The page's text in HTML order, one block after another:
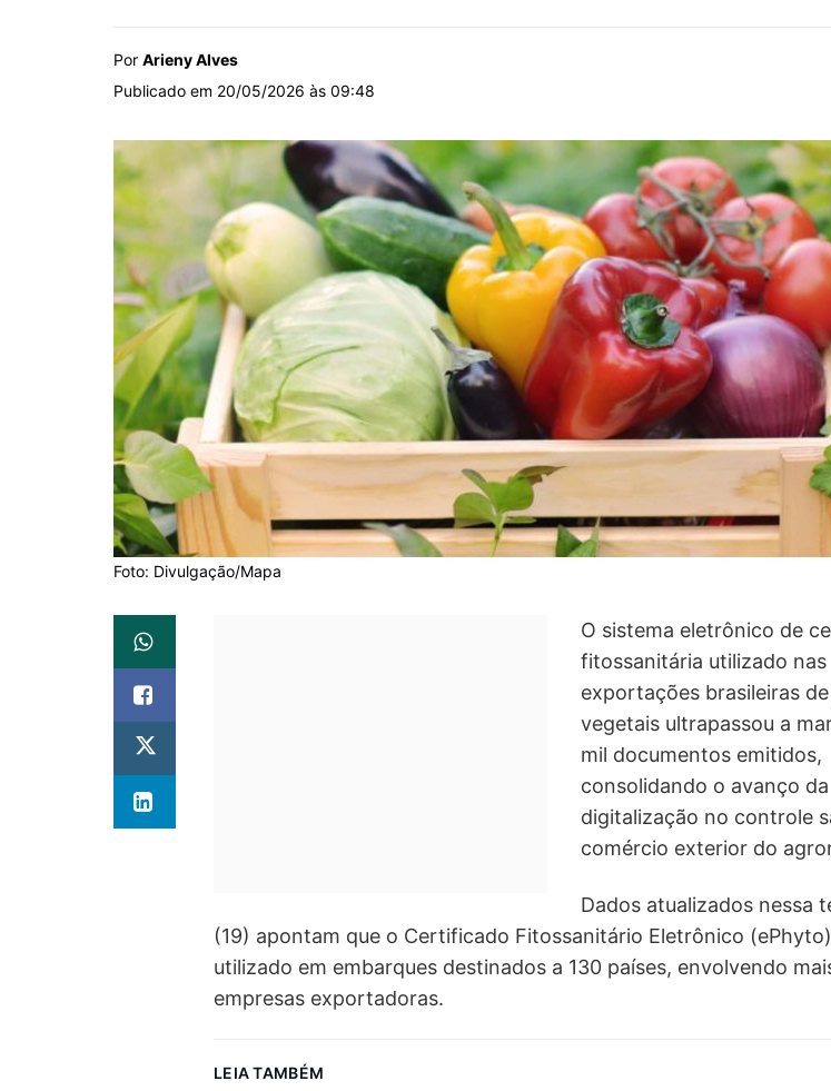
Por Arieny Alves
Publicado em 20/05/2026 às 09:48
Foto: Divulgação/Mapa
O sistema eletrônico de
fitossanitária utilizado nas
exportações brasileiras
vegetais ultrapassou a
mil documentos emitidos,
consolidando o avanço da
digitalização no controle
comércio exterior do
Dados atualizados nessa
(19) apontam que o Certificado Fitossanitário Eletrônico
utilizado em embarques destinados a 130 países, envolvendo
empresas exportadoras.
LEIA TAMBÉM